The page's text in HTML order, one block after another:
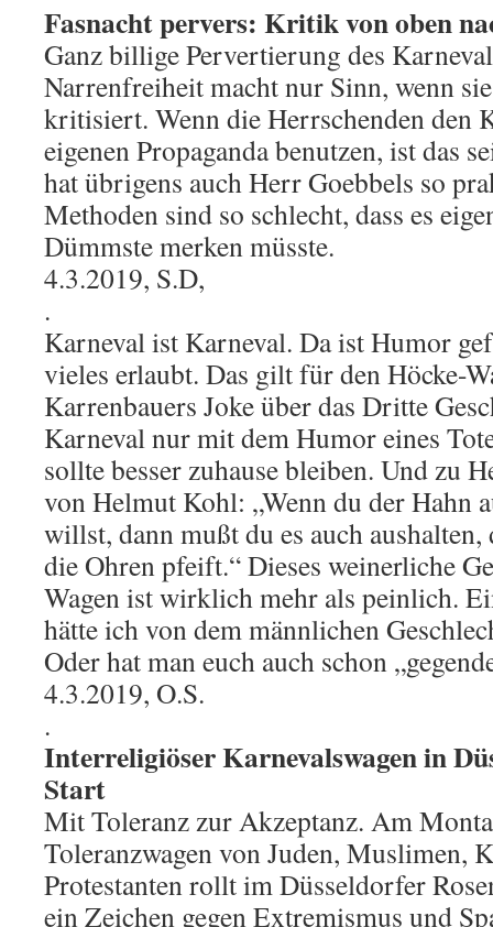
Fasnacht pervers: Kritik von oben
Ganz billige Pervertierung des
Narrenfreiheit macht nur Sinn, wenn
kritisiert. Wenn die Herrschenden den
eigenen Propaganda benutzen, ist das
hat übrigens auch Herr Goebbels so
Methoden sind so schlecht, dass es
Dümmste merken müsste.
4.3.2019, S.D,
.
Karneval ist Karneval. Da ist Humor
vieles erlaubt. Das gilt für den Höcke-
Karrenbauers Joke über das Dritte
Karneval nur mit dem Humor eines
sollte besser zuhause bleiben. Und zu
von Helmut Kohl: „Wenn du der Hahn
willst, dann mußt du es auch
die Ohren pfeift.“ Dieses weinerliche
Wagen ist wirklich mehr als peinlich.
hätte ich von dem männlichen
Oder hat man euch auch schon
4.3.2019, O.S.
.
Interreligiöser Karnevalswagen in
Start
Mit Toleranz zur Akzeptanz. Am
Toleranzwagen von Juden, Muslimen,
Protestanten rollt im Düsseldorfer
ein Zeichen gegen Extremismus und